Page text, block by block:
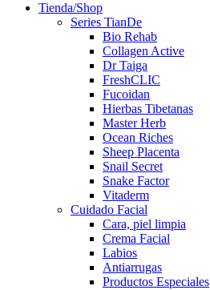
Tienda/Shop
Series TianDe
Bio Rehab
Collagen Active
Dr Taiga
FreshCLIC
Fucoidan
Hierbas Tibetanas
Master Herb
Ocean Riches
Sheep Placenta
Snail Secret
Snake Factor
Vitaderm
Cuidado Facial
Cara, piel limpia
Crema Facial
Labios
Antiarrugas
Productos Especiales